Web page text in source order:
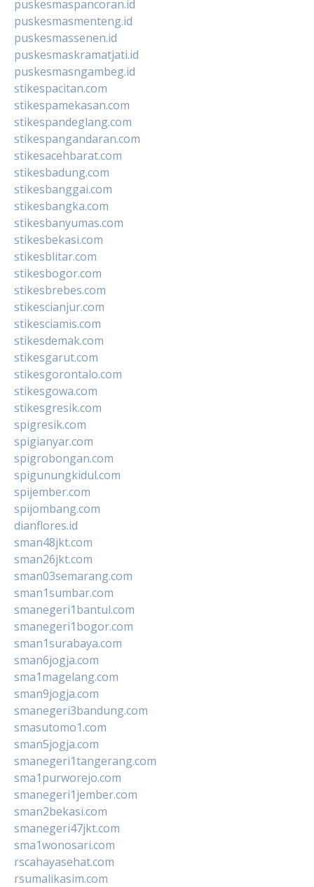
puskesmaspancoran.id
puskesmasmenteng.id
puskesmassenen.id
puskesmaskramatjati.id
puskesmasngambeg.id
stikespacitan.com
stikespamekasan.com
stikespandeglang.com
stikespangandaran.com
stikesacehbarat.com
stikesbadung.com
stikesbanggai.com
stikesbangka.com
stikesbanyumas.com
stikesbekasi.com
stikesblitar.com
stikesbogor.com
stikesbrebes.com
stikescianjur.com
stikesciamis.com
stikesdemak.com
stikesgarut.com
stikesgorontalo.com
stikesgowa.com
stikesgresik.com
spigresik.com
spigianyar.com
spigrobongan.com
spigunungkidul.com
spijember.com
spijombang.com
dianflores.id
sman48jkt.com
sman26jkt.com
sman03semarang.com
sman1sumbar.com
smanegeri1bantul.com
smanegeri1bogor.com
sman1surabaya.com
sman6jogja.com
sma1magelang.com
sman9jogja.com
smanegeri3bandung.com
smasutomo1.com
sman5jogja.com
smanegeri1tangerang.com
sma1purworejo.com
smanegeri1jember.com
sman2bekasi.com
smanegeri47jkt.com
sma1wonosari.com
rscahayasehat.com
rsumalikasim.com